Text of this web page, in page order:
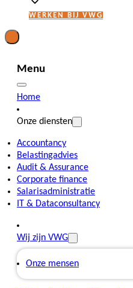
WERKEN BIJ VWG
Menu
Home
Onze diensten
Accountancy
Belastingadvies
Audit & Assurance
Corporate finance
Salarisadministratie
IT & Dataconsultancy
Wij zijn VWG
Onze mensen